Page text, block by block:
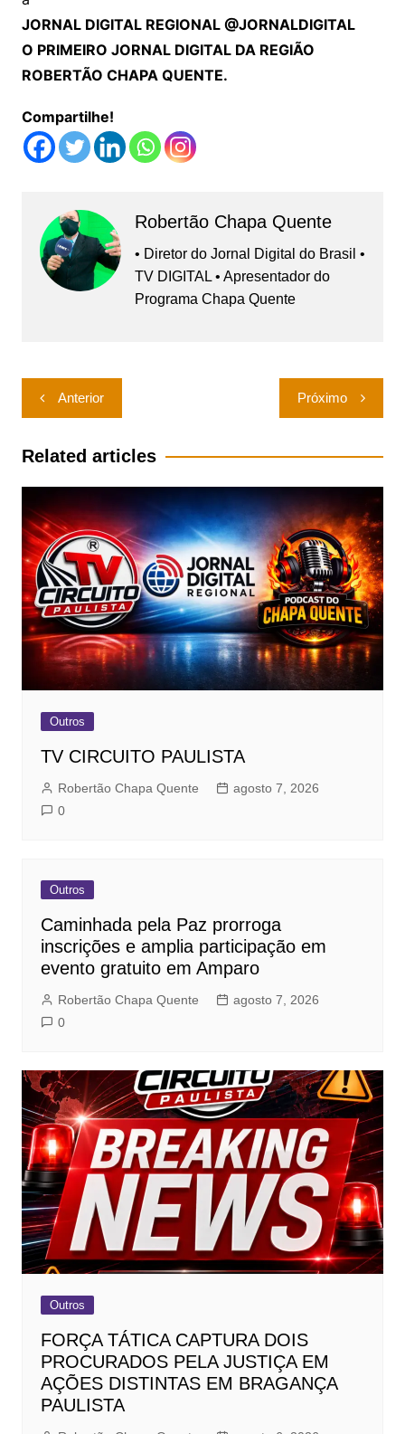
JORNAL DIGITAL REGIONAL @JORNALDIGITAL
O PRIMEIRO JORNAL DIGITAL DA REGIÃO
ROBERTÃO CHAPA QUENTE.
Compartilhe!
Robertão Chapa Quente
• Diretor do Jornal Digital do Brasil •
TV DIGITAL • Apresentador do
Programa Chapa Quente
Navegação
de
Post
Anterior Próximo
Related articles
Outros
TV CIRCUITO PAULISTA
Robertão Chapa Quente
agosto 7, 2026
0
Outros
Caminhada pela Paz prorroga
inscrições e amplia participação em
evento gratuito em Amparo
Robertão Chapa Quente
agosto 7, 2026
0
Outros
FORÇA TÁTICA CAPTURA DOIS
PROCURADOS PELA JUSTIÇA EM
AÇÕES DISTINTAS EM BRAGANÇA
PAULISTA